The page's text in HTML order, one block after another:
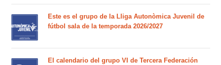
Este es el grupo de la Lliga Autonòmica Juvenil de
fútbol sala de la temporada 2026/2027
El calendario del grupo VI de Tercera Federación